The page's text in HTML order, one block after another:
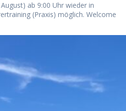
ab 9:00 Uhr wieder in
(Praxis) möglich. Welcome